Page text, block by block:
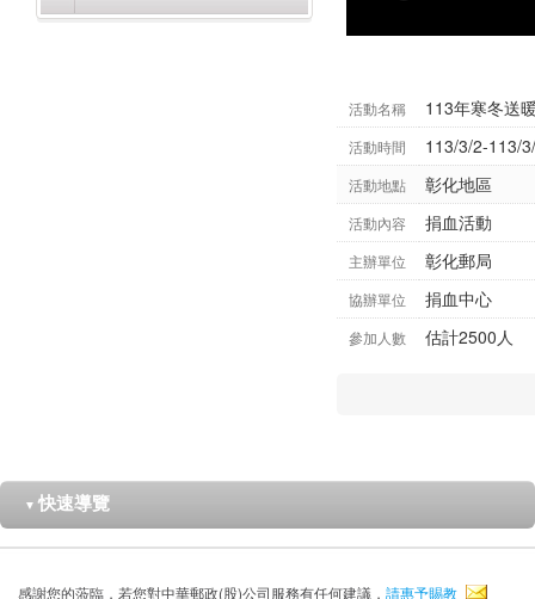
活動名稱 113年寒冬送
活動時間 113/3/2-113/
活動地點 彰化地區
活動內容 捐血活動
主辦單位 彰化郵局
協辦單位 捐血中心
參加人數 估計2500人
▼ 快速導覽
感謝您的蒞臨，若您對中華郵政(股)公司服務有任何建議， 請惠予賜教